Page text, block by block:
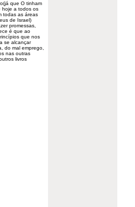
que O tinham
hoje a todos os
todas as áreas
de Israel)
promessas,
é que ao
que nos
se alcançar
do mal emprego,
nas outras
livros